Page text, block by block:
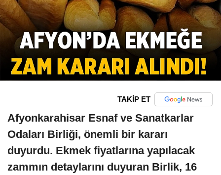
TAKİP ET
Afyonkarahisar Esnaf ve Sanatkarlar
Odaları Birliği, önemli bir kararı
duyurdu. Ekmek fiyatlarına yapılacak
zammın detaylarını duyuran Birlik, 16